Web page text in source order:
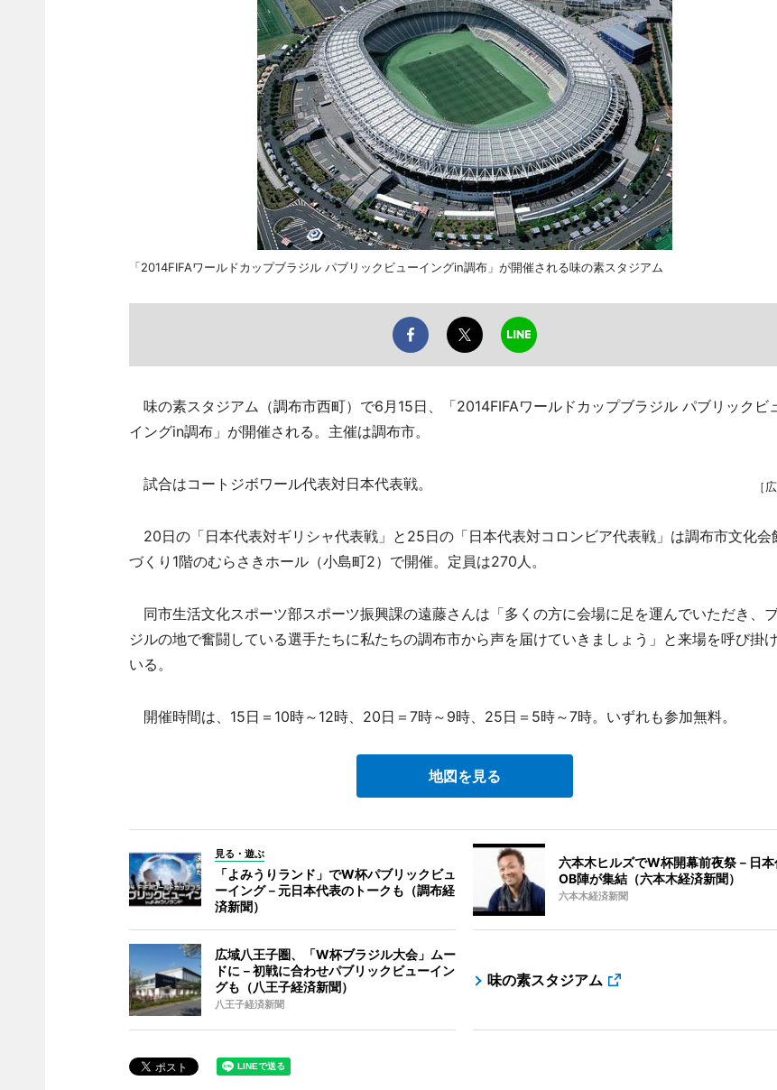
「2014FIFAワールドカップブラジル パブリックビューイングin調布」が開催される味の素スタジアム
味の素スタジアム（調布市西町）で6月15日、「2014FIFAワールドカップブラジル パブリックビ
イングin調布」が開催される。主催は調布市。
［
試合はコートジボワール代表対日本代表戦。
20日の「日本代表対ギリシャ代表戦」と25日の「日本代表対コロンビア代表戦」は調布市文化会
づくり1階のむらさきホール（小島町2）で開催。定員は270人。
同市生活文化スポーツ部スポーツ振興課の遠藤さんは「多くの方に会場に足を運んでいただき、
ジルの地で奮闘している選手たちに私たちの調布市から声を届けていきましょう」と来場を呼び掛
いる。
開催時間は、15日＝10時～12時、20日＝7時～9時、25日＝5時～7時。いずれも参加無料。
地図を見る
見る・遊ぶ
「よみうりランド」でW杯パブリックビュ
ーイング－元日本代表のトークも（調布経
済新聞）
六本木ヒルズでW杯開幕前夜祭－日本
OB陣が集結（六本木経済新聞）
六本木経済新聞
広域八王子圏、「W杯ブラジル大会」ムー
ドに－初戦に合わせパブリックビューイン
グも（八王子経済新聞）
八王子経済新聞
味の素スタジアム